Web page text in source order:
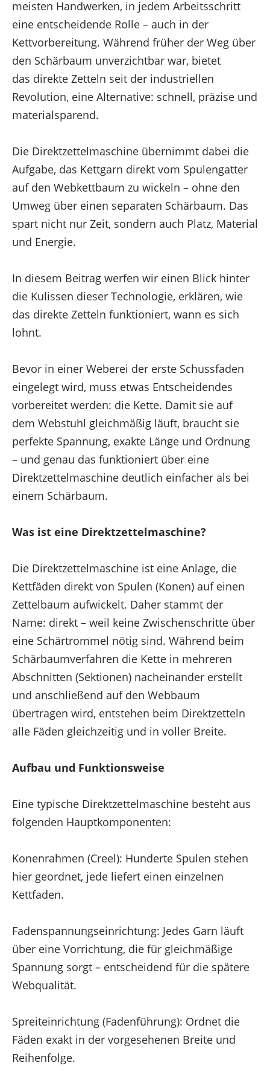
zurückziehst, können bestimmte Merkmale und
Funktionen beeinträchtigt werden.
Funktional
Funktional
Immer aktiv
Vorlieben
Vorlieben
Statistiken
Statistiken
Marketing
Marketing
Optionen verwalten
Dienste verwalten
Lese mehr über diese Zwecke
Akzeptieren Ablehnen
Einstellungen ansehen
Einstellungen speichern
Einstellungen ansehen
Impressum
Impressum
Impressum
meisten Handwerken, in jedem Arbeitsschritt
eine entscheidende Rolle – auch in der
Kettvorbereitung. Während früher der Weg über
den Schärbaum unverzichtbar war, bietet
das direkte Zetteln seit der industriellen
Revolution, eine Alternative: schnell, präzise und
materialsparend.
Die Direktzettelmaschine übernimmt dabei die
Aufgabe, das Kettgarn direkt vom Spulengatter
auf den Webkettbaum zu wickeln – ohne den
Umweg über einen separaten Schärbaum. Das
spart nicht nur Zeit, sondern auch Platz, Material
und Energie.
In diesem Beitrag werfen wir einen Blick hinter
die Kulissen dieser Technologie, erklären, wie
das direkte Zetteln funktioniert, wann es sich
lohnt.
Bevor in einer Weberei der erste Schussfaden
eingelegt wird, muss etwas Entscheidendes
vorbereitet werden: die Kette. Damit sie auf
dem Webstuhl gleichmäßig läuft, braucht sie
perfekte Spannung, exakte Länge und Ordnung
– und genau das funktioniert über eine
Direktzettelmaschine deutlich einfacher als bei
einem Schärbaum.
Was ist eine Direktzettelmaschine?
Die Direktzettelmaschine ist eine Anlage, die
Kettfäden direkt von Spulen (Konen) auf einen
Zettelbaum aufwickelt. Daher stammt der
Name: direkt – weil keine Zwischenschritte über
eine Schärtrommel nötig sind. Während beim
Schärbaumverfahren die Kette in mehreren
Abschnitten (Sektionen) nacheinander erstellt
und anschließend auf den Webbaum
übertragen wird, entstehen beim Direktzetteln
alle Fäden gleichzeitig und in voller Breite.
Aufbau und Funktionsweise
Eine typische Direktzettelmaschine besteht aus
folgenden Hauptkomponenten:
Konenrahmen (Creel): Hunderte Spulen stehen
hier geordnet, jede liefert einen einzelnen
Kettfaden.
Fadenspannungseinrichtung: Jedes Garn läuft
über eine Vorrichtung, die für gleichmäßige
Spannung sorgt – entscheidend für die spätere
Webqualität.
Spreiteinrichtung (Fadenführung): Ordnet die
Fäden exakt in der vorgesehenen Breite und
Reihenfolge.